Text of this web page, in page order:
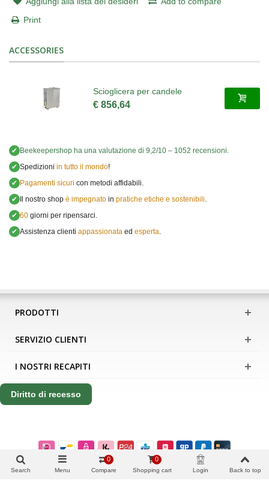
Print
ACCESSORIES
Scioglicera per candele
€ 856,64
✔ Beekeepershop ha una valutazione di 9,2/10 – 1052 recensioni.
✔ Spedizioni in tutto il mondo!
✔ Pagamenti sicuri con metodi affidabili.
✔ Il nostro shop è impegnato in pratiche etiche e sostenibili
✔ 60 giorni per ripensarci.
✔ Assistenza clienti appassionata ed esperta
PRODOTTI
SERVIZIO CLIENTI
I NOSTRI RECAPITI
Diritto di recesso
Copyright Apis International B.V.
Search Menu Compare
0
Shopping cart
0
Login Back to top